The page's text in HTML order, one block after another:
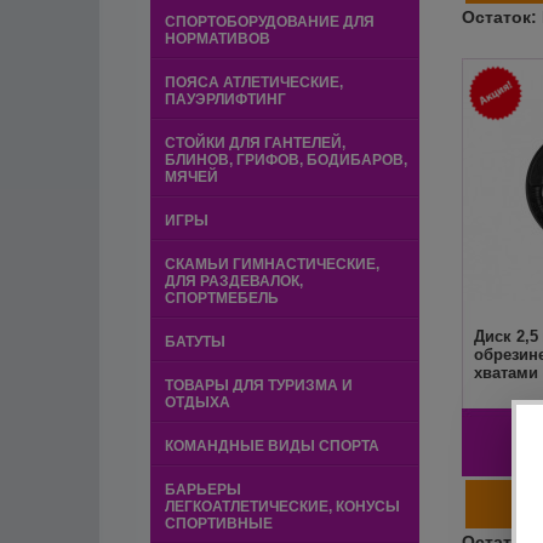
СПОРТОБОРУДОВАНИЕ ДЛЯ
НОРМАТИВОВ
ПОЯСА АТЛЕТИЧЕСКИЕ,
ПАУЭРЛИФТИНГ
СТОЙКИ ДЛЯ ГАНТЕЛЕЙ,
БЛИНОВ, ГРИФОВ, БОДИБАРОВ,
МЯЧЕЙ
ИГРЫ
СКАМЬИ ГИМНАСТИЧЕСКИЕ,
ДЛЯ РАЗДЕВАЛОК,
СПОРТМЕБЕЛЬ
БАТУТЫ
ТОВАРЫ ДЛЯ ТУРИЗМА И
ОТДЫХА
КОМАНДНЫЕ ВИДЫ СПОРТА
БАРЬЕРЫ
ЛЕГКОАТЛЕТИЧЕСКИЕ, КОНУСЫ
СПОРТИВНЫЕ
Диск 2,5
хватами